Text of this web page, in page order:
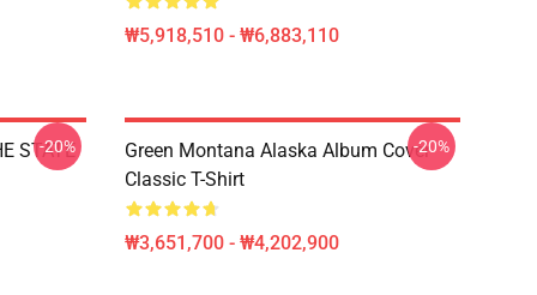
₩5,918,510 - ₩6,883,110
STATE
-20%
Green Montana Alaska Album Cover
Classic T-Shirt
₩3,651,700 - ₩4,202,900
-20%